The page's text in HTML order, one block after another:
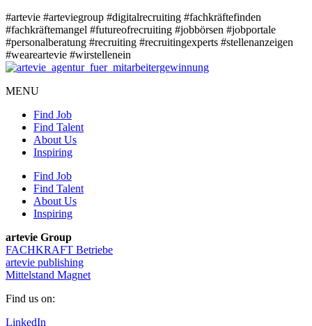
#artevie #arteviegroup #digitalrecruiting #fachkräftefinden
#fachkräftemangel #futureofrecruiting #jobbörsen #jobportale
#personalberatung #recruiting #recruitingexperts #stellenanzeigen
#weareartevie #wirstellenein
MENU
Find Job
Find Talent
About Us
Inspiring
Find Job
Find Talent
About Us
Inspiring
artevie Group
FACHKRAFT Betriebe
artevie publishing
Mittelstand Magnet
Find us on:
LinkedIn